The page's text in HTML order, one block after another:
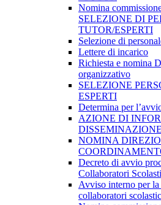
Nomina
SELEZIONE DI
TUTOR/ESPERTI
Selezione di
Lettere di incarico
Richiesta e nomina
organizzativo
SELEZIONE
ESPERTI
Determina per
AZIONE DI
NOMINA
Decreto di avvio
Collaboratori
Avviso interno per
collaboratori